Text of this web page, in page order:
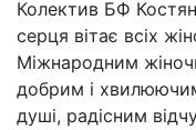
Колектив БФ
серця вітає всіх
Міжнародним
добрим і
душі, радісним